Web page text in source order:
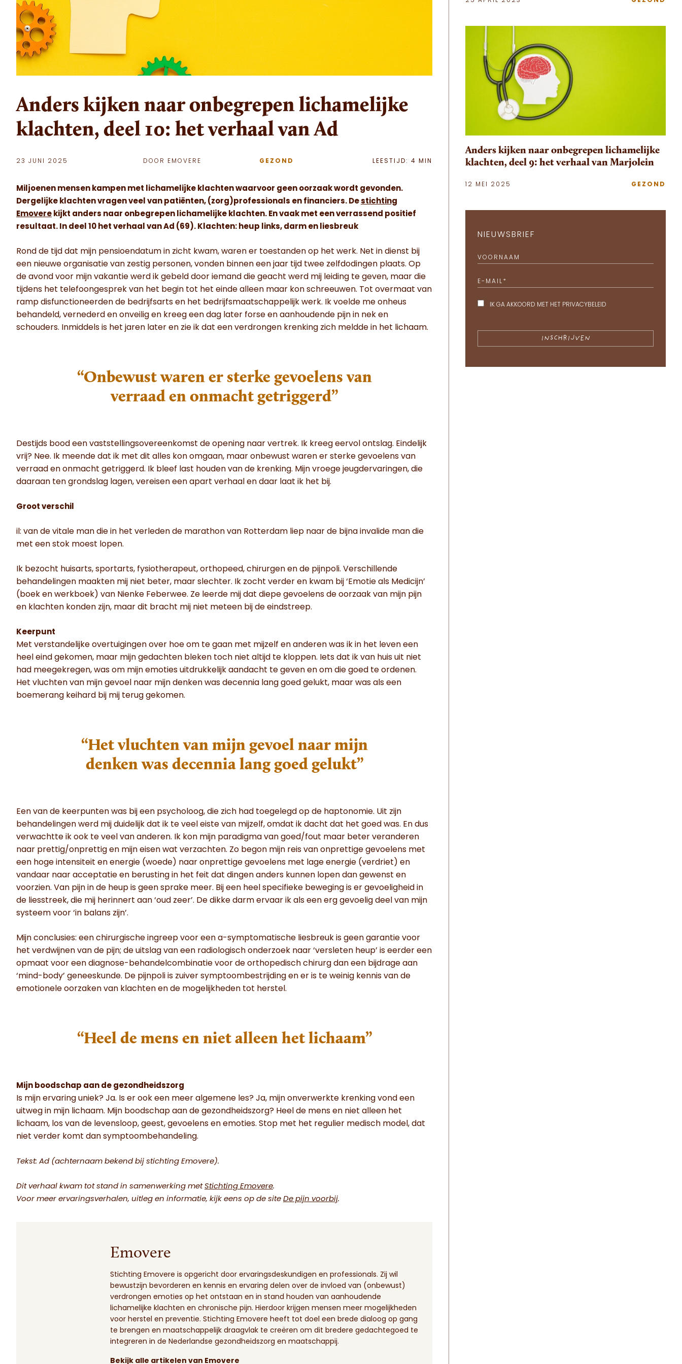
Anders kijken naar onbegrepen lichamelijke
klachten, deel 10: het verhaal van Ad
23 JUNI 2025 DOOR EMOVERE GEZOND LEESTIJD: 4 MIN
Miljoenen mensen kampen met lichamelijke klachten waarvoor geen oorzaak wordt gevonden.
Dergelijke klachten vragen veel van patiënten, (zorg)professionals en financiers. De stichting
Emovere kijkt anders naar onbegrepen lichamelijke klachten. En vaak met een verrassend positief
resultaat. In deel 10 het verhaal van Ad (69). Klachten: heup links, darm en liesbreuk
Rond de tijd dat mijn pensioendatum in zicht kwam, waren er toestanden op het werk. Net in dienst bij
een nieuwe organisatie van zestig personen, vonden binnen een jaar tijd twee zelfdodingen plaats. Op
de avond voor mijn vakantie werd ik gebeld door iemand die geacht werd mij leiding te geven, maar die
tijdens het telefoongesprek van het begin tot het einde alleen maar kon schreeuwen. Tot overmaat van
ramp disfunctioneerden de bedrijfsarts en het bedrijfsmaatschappelijk werk. Ik voelde me onheus
behandeld, vernederd en onveilig en kreeg een dag later forse en aanhoudende pijn in nek en
schouders. Inmiddels is het jaren later en zie ik dat een verdrongen krenking zich meldde in het lichaam.
“Onbewust waren er sterke gevoelens van
verraad en onmacht getriggerd”
Destijds bood een vaststellingsovereenkomst de opening naar vertrek. Ik kreeg eervol ontslag. Eindelijk
vrij? Nee. Ik meende dat ik met dit alles kon omgaan, maar onbewust waren er sterke gevoelens van
verraad en onmacht getriggerd. Ik bleef last houden van de krenking. Mijn vroege jeugdervaringen, die
daaraan ten grondslag lagen, vereisen een apart verhaal en daar laat ik het bij.
Groot verschil
il: van de vitale man die in het verleden de marathon van Rotterdam liep naar de bijna invalide man die
met een stok moest lopen.
Ik bezocht huisarts, sportarts, fysiotherapeut, orthopeed, chirurgen en de pijnpoli. Verschillende
behandelingen maakten mij niet beter, maar slechter. Ik zocht verder en kwam bij ‘Emotie als Medicijn’
(boek en werkboek) van Nienke Feberwee. Ze leerde mij dat diepe gevoelens de oorzaak van mijn pijn
en klachten konden zijn, maar dit bracht mij niet meteen bij de eindstreep.
Keerpunt
Met verstandelijke overtuigingen over hoe om te gaan met mijzelf en anderen was ik in het leven een
heel eind gekomen, maar mijn gedachten bleken toch niet altijd te kloppen. Iets dat ik van huis uit niet
had meegekregen, was om mijn emoties uitdrukkelijk aandacht te geven en om die goed te ordenen.
Het vluchten van mijn gevoel naar mijn denken was decennia lang goed gelukt, maar was als een
boemerang keihard bij mij terug gekomen.
“Het vluchten van mijn gevoel naar mijn
denken was decennia lang goed gelukt”
Een van de keerpunten was bij een psycholoog, die zich had toegelegd op de haptonomie. Uit zijn
behandelingen werd mij duidelijk dat ik te veel eiste van mijzelf, omdat ik dacht dat het goed was. En dus
verwachtte ik ook te veel van anderen. Ik kon mijn paradigma van goed/fout maar beter veranderen
naar prettig/onprettig en mijn eisen wat verzachten. Zo begon mijn reis van onprettige gevoelens met
een hoge intensiteit en energie (woede) naar onprettige gevoelens met lage energie (verdriet) en
vandaar naar acceptatie en berusting in het feit dat dingen anders kunnen lopen dan gewenst en
voorzien. Van pijn in de heup is geen sprake meer. Bij een heel specifieke beweging is er gevoeligheid in
de liesstreek, die mij herinnert aan ‘oud zeer’. De dikke darm ervaar ik als een erg gevoelig deel van mijn
systeem voor ‘in balans zijn’.
Mijn conclusies: een chirurgische ingreep voor een a-symptomatische liesbreuk is geen garantie voor
het verdwijnen van de pijn; de uitslag van een radiologisch onderzoek naar ‘versleten heup’ is eerder een
opmaat voor een diagnose-behandelcombinatie voor de orthopedisch chirurg dan een bijdrage aan
‘mind-body’ geneeskunde. De pijnpoli is zuiver symptoombestrijding en er is te weinig kennis van de
emotionele oorzaken van klachten en de mogelijkheden tot herstel.
“Heel de mens en niet alleen het lichaam”
Mijn boodschap aan de gezondheidszorg
Is mijn ervaring uniek? Ja. Is er ook een meer algemene les? Ja, mijn onverwerkte krenking vond een
uitweg in mijn lichaam. Mijn boodschap aan de gezondheidszorg? Heel de mens en niet alleen het
lichaam, los van de levensloop, geest, gevoelens en emoties. Stop met het regulier medisch model, dat
niet verder komt dan symptoombehandeling.
Tekst: Ad (achternaam bekend bij stichting Emovere).
Dit verhaal kwam tot stand in samenwerking met Stichting Emovere.
Voor meer ervaringsverhalen, uitleg en informatie, kijk eens op de site De pijn voorbij.
Emovere
Stichting Emovere is opgericht door ervaringsdeskundigen en professionals. Zij wil
bewustzijn bevorderen en kennis en ervaring delen over de invloed van (onbewust)
verdrongen emoties op het ontstaan en in stand houden van aanhoudende
lichamelijke klachten en chronische pijn. Hierdoor krijgen mensen meer mogelijkheden
voor herstel en preventie. Stichting Emovere heeft tot doel een brede dialoog op gang
te brengen en maatschappelijk draagvlak te creëren om dit bredere gedachtegoed te
integreren in de Nederlandse gezondheidszorg en maatschappij.
Bekijk alle artikelen van Emovere
Anders kijken naar onbegrepen lichamelijke
klachten, deel 9: het verhaal van Marjolein
12 MEI 2025 GEZOND
NIEUWSBRIEF
VOORNAAM
E-MAIL *
IK GA AKKOORD MET HET PRIVACYBELEID